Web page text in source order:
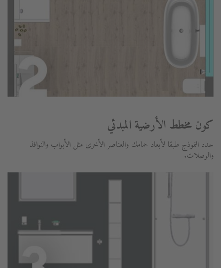
كون مخطط الأرضية المبدئي
حدد النموذج طبقا لأبعاد حمامك والعناصر الأخرى مثل الأبواب والنوافذ
والوصلات.